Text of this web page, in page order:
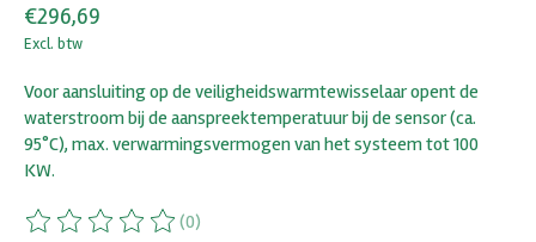
€296,69
Excl. btw
Voor aansluiting op de veiligheidswarmtewisselaar opent de
waterstroom bij de aanspreektemperatuur bij de sensor (ca.
95°C), max. verwarmingsvermogen van het systeem tot 100
KW.
De beoordeling van dit product is
(0)